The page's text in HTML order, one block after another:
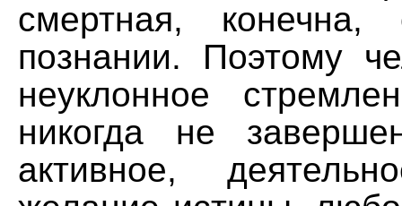
смертная, конечна,
познании. Поэтому
неуклонное
никогда не
активное,